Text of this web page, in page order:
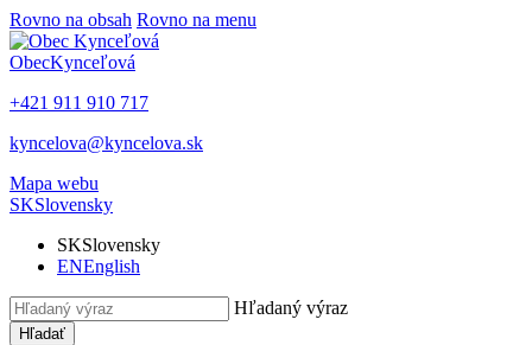
Rovno na obsah Rovno na menu
ObecKynceľová
+421 911 910 717
kyncelova@kyncelova.sk
Mapa webu
SKSlovensky
SKSlovensky
ENEnglish
Hľadaný výraz
Hľadať